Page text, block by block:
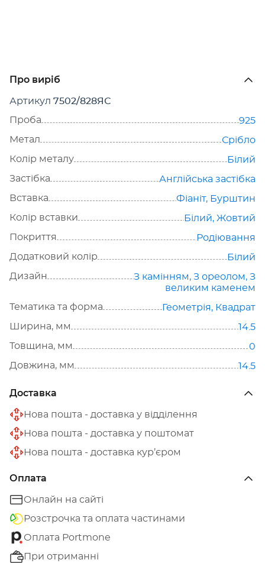
Про виріб
Артикул 7502/828ЯС
Проба
925
Метал
Срібло
Колір металу
Білий
Застібка
Англійська застібка
Вставка
Фіаніт, Бурштин
Колір вставки
Білий, Жовтий
Покриття
Родіювання
Додатковий колір
Білий
Дизайн
З камінням, З ореолом, З
великим каменем
Тематика та форма
Геометрія, Квадрат
Ширина, мм
14.5
Товщина, мм
0
Довжина, мм
14.5
Доставка
Нова пошта - доставка у відділення
Нова пошта - доставка у поштомат
Нова пошта - доставка кур’єром
Оплата
Онлайн на сайті
Розстрочка та оплата частинами
Оплата Portmone
При отриманні